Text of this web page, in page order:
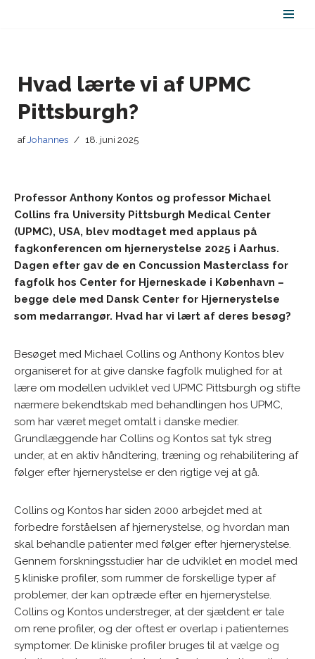
Hvad lærte vi af UPMC
Pittsburgh?
af Johannes 18. juni 2025
Professor Anthony Kontos og professor Michael
Collins fra University Pittsburgh Medical Center
(UPMC), USA, blev modtaget med applaus på
fagkonferencen om hjernerystelse 2025 i Aarhus.
Dagen efter gav de en Concussion Masterclass for
fagfolk hos Center for Hjerneskade i København –
begge dele med Dansk Center for Hjernerystelse
som medarrangør. Hvad har vi lært af deres besøg?
Besøget med Michael Collins og Anthony Kontos blev
organiseret for at give danske fagfolk mulighed for at
lære om modellen udviklet ved UPMC Pittsburgh og stifte
nærmere bekendtskab med behandlingen hos UPMC,
som har været meget omtalt i danske medier.
Grundlæggende har Collins og Kontos sat tyk streg
under, at en aktiv håndtering, træning og rehabilitering af
følger efter hjernerystelse er den rigtige vej at gå.
Collins og Kontos har siden 2000 arbejdet med at
forbedre forståelsen af hjernerystelse, og hvordan man
skal behandle patienter med følger efter hjernerystelse.
Gennem forskningsstudier har de udviklet en model med
5 kliniske profiler, som rummer de forskellige typer af
problemer, der kan optræde efter en hjernerystelse.
Collins og Kontos understreger, at der sjældent er tale
om rene profiler, og der oftest er overlap i patienternes
symptomer. De kliniske profiler bruges til at vælge og